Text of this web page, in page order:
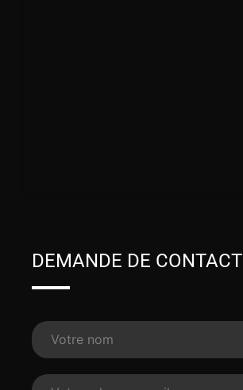
DEMANDE DE CONTACT